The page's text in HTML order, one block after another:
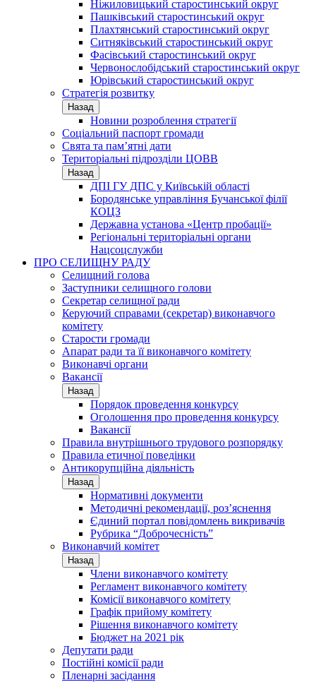
Ніжиловицький старостинський округ
Пашківський старостинський округ
Плахтянський старостинський округ
Ситняківський старостинський округ
Фасівський старостинський округ
Червонослобідський старостинський округ
Юрівський старостинський округ
Стратегія розвитку
Назад
Новини розроблення стратегії
Соціальний паспорт громади
Свята та пам’ятні дати
Територіальні підрозділи ЦОВВ
Назад
ДПІ ГУ ДПС у Київській області
Бородянське управління Бучанської філії
КОЦЗ
Державна установа «Центр пробації»
Регіональні територіальні органи
Нацсоцслужби
ПРО СЕЛИЩНУ РАДУ
Селищний голова
Заступники селищного голови
Секретар селищної ради
Керуючий справами (секретар) виконавчого
комітету
Старости громади
Апарат ради та її виконавчого комітету
Виконавчі органи
Вакансії
Назад
Порядок проведення конкурсу
Оголошення про проведення конкурсу
Вакансії
Правила внутрішнього трудового розпорядку
Правила етичної поведінки
Антикорупційна діяльність
Назад
Нормативні документи
Методичні рекомендації, роз’яснення
Єдиний портал повідомлень викривачів
Рубрика “Доброчесність”
Виконавчий комітет
Назад
Члени виконавчого комітету
Регламент виконавчого комітету
Комісії виконавчого комітету
Графік прийому комітету
Рішення виконавчого комітету
Бюджет на 2021 рік
Депутати ради
Постійні комісії ради
Пленарні засідання